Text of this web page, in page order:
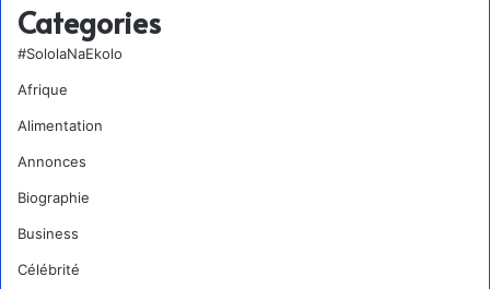
Categories
#SololaNaEkolo
Afrique
Alimentation
Annonces
Biographie
Business
Célébrité